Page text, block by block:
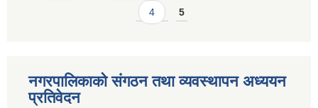
4 5
नगरपालिकाको संगठन तथा व्यवस्थापन अध्ययन
प्रतिवेदन